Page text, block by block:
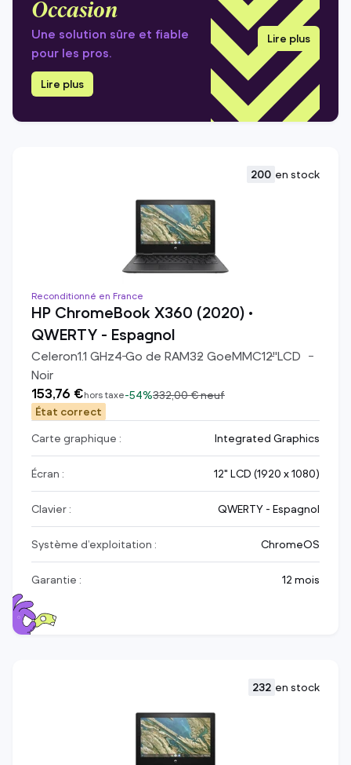
Occasion
Une solution sûre et fiable
pour les pros.
Lire plus
Lire plus
200 en stock
Reconditionné en France
HP ChromeBook X360 (2020) •
QWERTY - Espagnol
Celeron1.1 GHz4Go de RAM32 GoeMMC12"LCD
Noir
153,76 €hors taxe-54%332,00 €neuf
État correct
Carte graphique :
Integrated Graphics
Écran : 12" LCD (1920 x 1080)
Clavier : QWERTY - Espagnol
Système d’exploitation : ChromeOS
Garantie : 12 mois
232 en stock